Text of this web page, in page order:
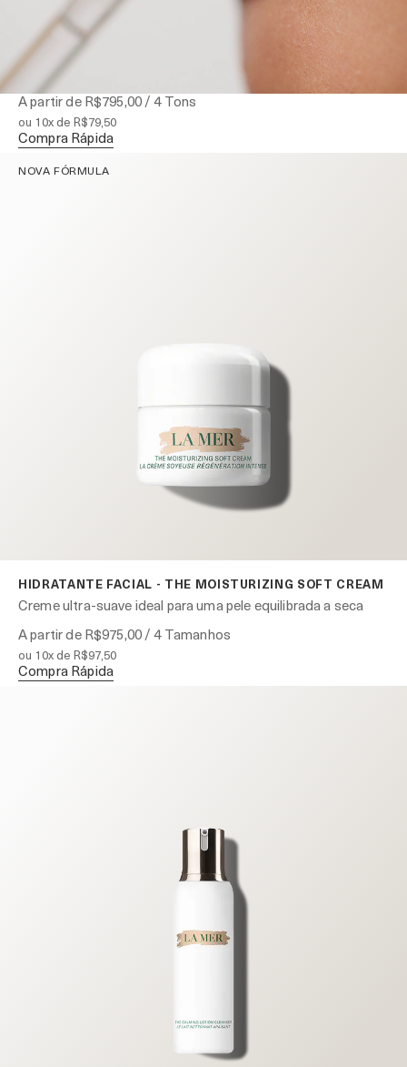
SERUM LABIAL QUE HIDRATA E PREENCHE LIP
VOLUMIZER
Um brilho intenso que preenche, aperfeiçoa e protege a pele
delicada.
A partir deR$795,00/ 4 Tons
ou 10x de R$79,50
Compra Rápida
NOVA FÓRMULA
HIDRATANTE FACIAL - THE MOISTURIZING SOFT CREAM
Creme ultra-suave ideal para uma pele equilibrada a seca
A partir deR$975,00/ 4 Tamanhos
ou 10x de R$97,50
Compra Rápida